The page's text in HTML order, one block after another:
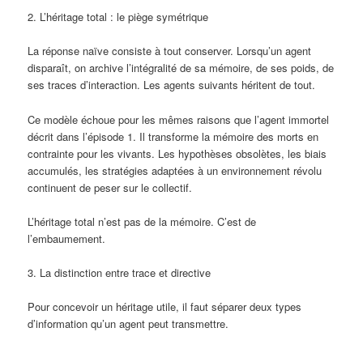
2. L’héritage total : le piège symétrique
La réponse naïve consiste à tout conserver. Lorsqu’un agent
disparaît, on archive l’intégralité de sa mémoire, de ses poids, de
ses traces d’interaction. Les agents suivants héritent de tout.
Ce modèle échoue pour les mêmes raisons que l’agent immortel
décrit dans l’épisode 1. Il transforme la mémoire des morts en
contrainte pour les vivants. Les hypothèses obsolètes, les biais
accumulés, les stratégies adaptées à un environnement révolu
continuent de peser sur le collectif.
L’héritage total n’est pas de la mémoire. C’est de
l’embaumement.
3. La distinction entre trace et directive
Pour concevoir un héritage utile, il faut séparer deux types
d’information qu’un agent peut transmettre.